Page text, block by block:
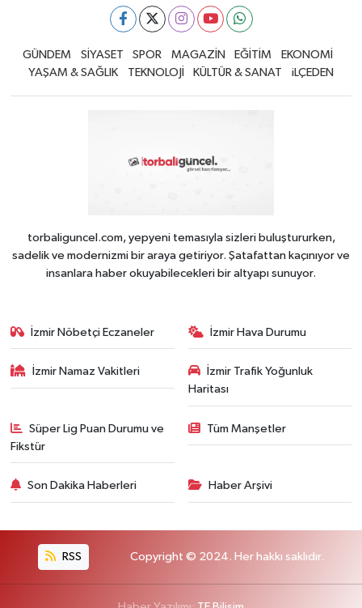
GÜNDEM SİYASET SPOR MAGAZİN EĞİTİM
EKONOMİ
YAŞAM & SAĞLIK
TEKNOLOJİ KÜLTÜR & SANAT iLÇEDEN
torbaliguncel.com, yepyeni temasıyla sizleri buluştururken,
sadelik ve modernizmi bir araya getiriyor. Şatafattan kaçınıyor ve
insanlara haber okuyabilecekleri bir altyapı sunuyor.
İzmir Nöbetçi Eczaneler İzmir Hava Durumu
İzmir Namaz Vakitleri
İzmir Trafik Yoğunluk
Haritası
Süper Lig Puan Durumu ve
Fikstür
Tüm Manşetler
Son Dakika Haberleri Haber Arşivi
RSS Copyright © 2024. Her hakkı saklıdır.